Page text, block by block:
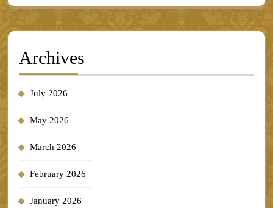
Archives
July 2026
May 2026
March 2026
February 2026
January 2026